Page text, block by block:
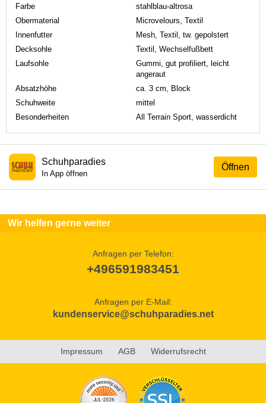
Farbe
stahlblau-altrosa
Obermaterial
Microvelours, Textil
Innenfutter
Mesh, Textil, tw. gepolstert
Decksohle
Textil, Wechselfußbett
Laufsohle
Gummi, gut profiliert, leicht
angeraut
Absatzhöhe
ca. 3 cm, Block
Schuhweite
mittel
Besonderheiten
All Terrain Sport, wasserdicht
Öffnen
Schuhparadies
In App öffnen
Wir helfen gerne weiter
Anfragen per Telefon:
+496591983451
Anfragen per E-Mail:
kundenservice@schuhparadies.net
Impressum AGB Widerrufsrecht